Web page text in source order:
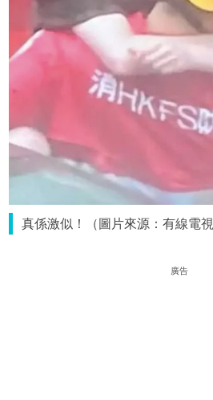
真係激似！（圖片來源：有線電視
廣告